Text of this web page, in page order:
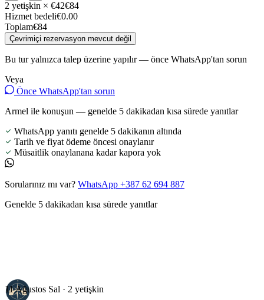
2 yetişkin × €42€84
Hizmet bedeli€0.00
Toplam€84
Çevrimiçi rezervasyon mevcut değil
Bu tur yalnızca talep üzerine yapılır — önce WhatsApp'tan sorun
Veya
Önce WhatsApp'tan sorun
Armel ile konuşun — genelde 5 dakikadan kısa sürede yanıtlar
WhatsApp yanıtı genelde 5 dakikanın altında
Tarih ve fiyat ödeme öncesi onaylanır
Müsaitlik onaylanana kadar kapora yok
Sorularınız mı var? WhatsApp +387 62 694 887
Genelde 5 dakikadan kısa sürede yanıtlar
11 Ağustos Sal · 2 yetişkin